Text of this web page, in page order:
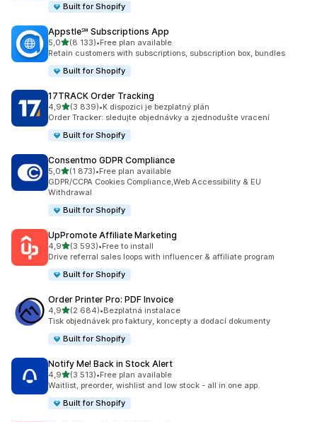
Built for Shopify
Appstle℠ Subscriptions App
5,0z 5 hvězd
(8 133)
Celkový počet recenzí: 8133
•Free plan available
Retain customers with subscriptions, subscription box, bundles
Built for Shopify
17TRACK Order Tracking
4,9z 5 hvězd
(3 839)
Celkový počet recenzí: 3839
•K dispozici je bezplatný plán
Order Tracker: sledujte objednávky a zjednodušte vracení
Built for Shopify
Consentmo GDPR Compliance
5,0z 5 hvězd
(1 873)
Celkový počet recenzí: 1873
•Free plan available
GDPR/CCPA Cookies Compliance,Web Accessibility & EU
Withdrawal
Built for Shopify
UpPromote Affiliate Marketing
4,9z 5 hvězd
(3 593)
Celkový počet recenzí: 3593
•Free to install
Drive referral sales loops with influencer & affiliate program
Built for Shopify
Order Printer Pro: PDF Invoice
4,9z 5 hvězd
(2 684)
Celkový počet recenzí: 2684
•Bezplatná instalace
Tisk objednávek pro faktury, koncepty a dodací dokumenty
Built for Shopify
Notify Me! Back in Stock Alert
4,9z 5 hvězd
(3 513)
Celkový počet recenzí: 3513
•Free plan available
Waitlist, preorder, wishlist and low stock - all in one app.
Built for Shopify